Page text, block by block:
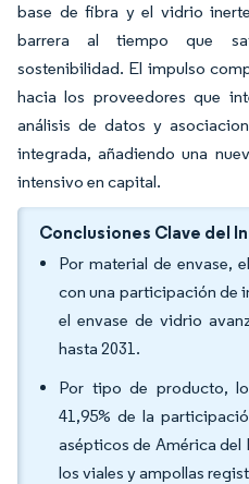
base de fibra y el vidrio
barrera al tiempo que
sostenibilidad. El impulso
hacia los proveedores que
análisis de datos y
integrada, añadiendo una
intensivo en capital.
Conclusiones Clave del
Por material de envase,
con una participación de
el envase de vidrio
hasta 2031.
Por tipo de producto,
41,95% de la
asépticos de América del
los viales y ampollas